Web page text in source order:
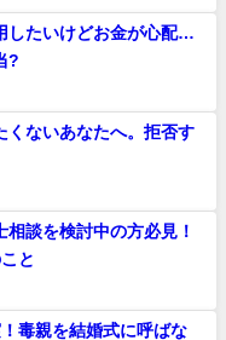
したいけどお金が心配…
?
くないあなたへ。拒否す
談を検討中の方必見！
と
毒親を結婚式に呼ばな